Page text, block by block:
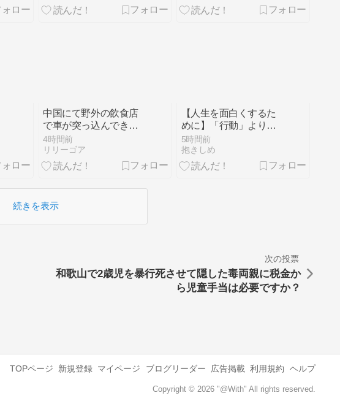
する理由
中国にて野外の飲食店
で車が突っ込んできた
w
4時間前
リリーゴア
【人生を面白くするた
めに】「行動」よりも
大切なこと
5時間前
抱きしめ
続きを表示
次の投票
和歌山で2歳児を暴行死させて隠した毒両親に税金か
ら児童手当は必要ですか？
TOPページ 新規登録 マイページ ブログリーダー 広告掲載 利用規約 ヘルプ
Copyright © 2026 "@With" All rights reserved.